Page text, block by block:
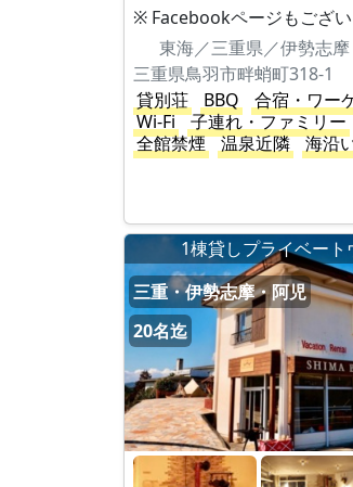
※ Facebookページもござい
東海／三重県／伊勢志
三重県鳥羽市畔蛸町318-1
貸別荘
BBQ
合宿・ワー
Wi-Fi
子連れ・ファミリー
全館禁煙
温泉近隣 海沿
1棟貸しプライベー
三重・伊勢志摩・阿児
20名迄